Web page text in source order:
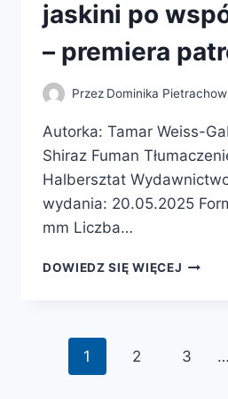
jaskini po
– premiera
Przez Dominika
Autorka: Tamar Weiss-
Shiraz Fuman
Halbersztat
wydania: 20.05.2025
mm Liczba…
DOWIEDZ SIĘ WIĘCEJ BYŁO
OD
Nawigacja
1 2 3 …